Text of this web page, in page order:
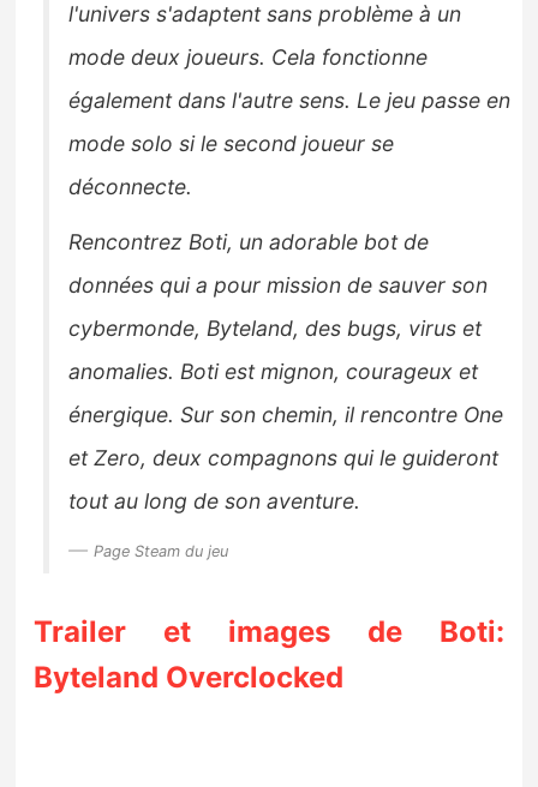
l'univers s'adaptent sans problème à un
mode deux joueurs. Cela fonctionne
également dans l'autre sens. Le jeu passe en
mode solo si le second joueur se
déconnecte.
Rencontrez Boti, un adorable bot de
données qui a pour mission de sauver son
cybermonde, Byteland, des bugs, virus et
anomalies. Boti est mignon, courageux et
énergique. Sur son chemin, il rencontre One
et Zero, deux compagnons qui le guideront
tout au long de son aventure.
Page Steam du jeu
Trailer et images de Boti:
Byteland Overclocked